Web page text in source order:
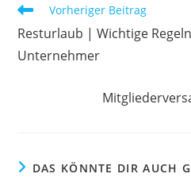
Weitere
ansehen
Vorheriger Beitrag
Resturlaub | Wichtige
Unternehmer
DAS KÖNNTE DIR AUCH